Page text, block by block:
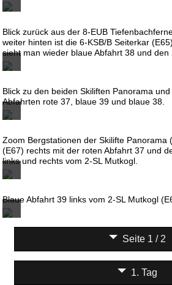
Blick zurück aus der 8-EUB
weiter hinten ist die 6-KSB/B Seiterkar
sieht man wieder blaue Abfahrt 38 und den
Blick zu den beiden Skiliften Panorama
Abfahrten rote 37, blaue 39 und blaue 38.
Zoom Bergstationen der Skilifte Panorama
(E67) rechts mit der roten Abfahrt 37 und
links und rechts vom 2-SL Mutkogl.
Blaue Abfahrt 39 links vom 2-SL Mutkogl
Seite 1 / 2
1. Tag